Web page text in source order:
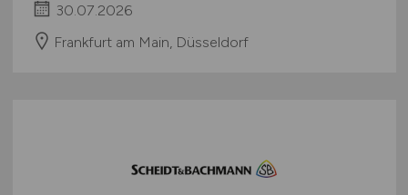
30.07.2026
Frankfurt am Main, Düsseldorf